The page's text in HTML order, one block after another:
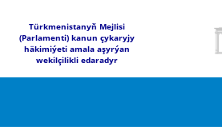
Türkmenistanyň Mejlisi
(Parlamenti) kanun çykaryjy
häkimiýeti amala aşyrýan
wekilçilikli edaradyr